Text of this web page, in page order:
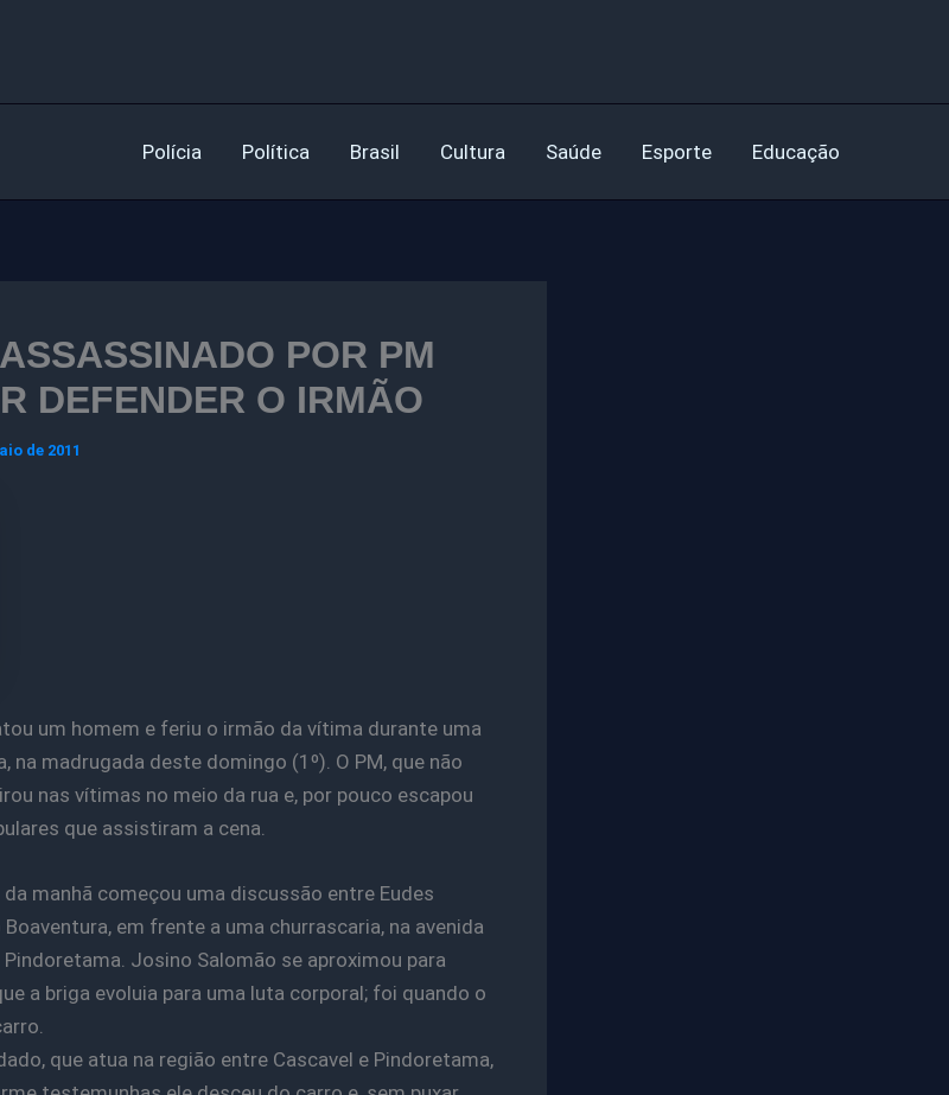
Polícia Política Brasil Cultura Saúde Esporte Educação
POR PM
DEFENDER O IRMÃO
de 2011
um homem e feriu o irmão da vítima durante uma
na madrugada deste domingo (1º). O PM, que não
nas vítimas no meio da rua e, por pouco escapou
que assistiram a cena.
manhã começou uma discussão entre Eudes
em frente a uma churrascaria, na avenida
Josino Salomão se aproximou para
a briga evoluia para uma luta corporal; foi quando o
que atua na região entre Cascavel e Pindoretama,